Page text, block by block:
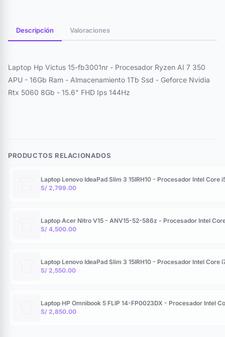
Descripción Valoraciones
Laptop Hp Victus 15-fb3001nr - Procesador Ryzen AI 7 350
APU - 16Gb Ram - Almacenamiento 1Tb Ssd - Geforce Nvidia
Rtx 5060 8Gb - 15.6" FHD Ips 144Hz
PRODUCTOS RELACIONADOS
Laptop Lenovo IdeaPad Slim 3 15IRH10 - Procesador Intel
S/ 2,799.00
Laptop Acer Nitro V15 - ANV15-52-586z - Procesador Intel
S/ 4,500.00
Laptop Lenovo IdeaPad Slim 3 15IRH10 - Procesador Intel
S/ 2,550.00
Laptop HP Omnibook 5 FLIP 14-FP0023DX - Procesador Intel
S/ 2,850.00